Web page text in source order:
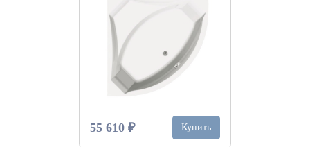
55 610 ₽ Купить